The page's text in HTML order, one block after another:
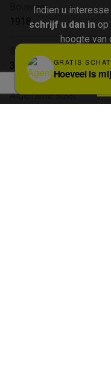
Indien u
schrijf u dan inop
hoogte van
Bouwjaar:
1918
Bouwlagen:
3
Algemene staat: